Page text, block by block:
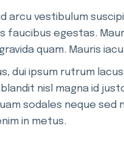
arcu vestibulum
egestas.
quam. Mauris
dui ipsum rutrum
nisl magna id
sodales neque
in metus.